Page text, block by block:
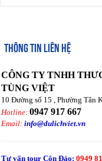
THÔNG TIN LIÊN HỆ
CÔNG TY TNHH
TÙNG VIỆT
10 Đường số 15 , Phường Tân
Hotline:0947 917 667
Email:info@dulichviet.vn
Tư vấn tour Côn Đảo: 0949